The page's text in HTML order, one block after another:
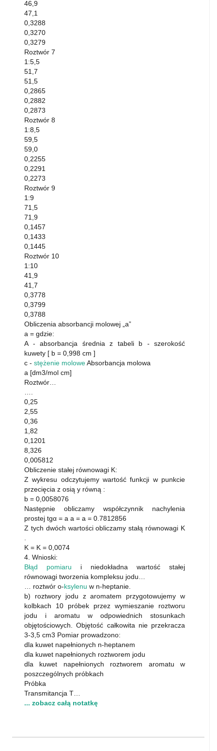
46,9
47,1
0,3288
0,3270
0,3279
Roztwór 7
1:5,5
51,7
51,5
0,2865
0,2882
0,2873
Roztwór 8
1:8,5
59,5
59,0
0,2255
0,2291
0,2273
Roztwór 9
1:9
71,5
71,9
0,1457
0,1433
0,1445
Roztwór 10
1:10
41,9
41,7
0,3778
0,3799
0,3788
Obliczenia absorbancji molowej „a”
a = gdzie:
A - absorbancja średnia z tabeli b - szerokość
kuwety [ b = 0,998 cm ]
c - stężenie moloweAbsorbancja molowa
a [dm3/mol cm]
Roztwór…
0,25
2,55
0,36
1,82
0,1201
8,326
0,005812
Obliczenie stałej równowagi K:
Z wykresu odczytujemy wartość funkcji w punkcie
przecięcia z osią y równą :
b = 0,0058076
Następnie obliczamy współczynnik nachylenia
prostej tgα = a a = a = 0.7812856
Z tych dwóch wartości obliczamy stałą równowagi K
K = K = 0,0074
4. Wnioski:
Błąd pomiaru i niedokładna wartość stałej
równowagi tworzenia kompleksu jodu…
… roztwór o-ksylenu w n-heptanie.
b) roztwory jodu z aromatem przygotowujemy w
kolbkach 10 próbek przez wymieszanie roztworu
jodu i aromatu w odpowiednich stosunkach
objętościowych. Objętość całkowita nie przekracza
3-3,5 cm3 Pomiar prowadzono:
dla kuwet napełnionych n-heptanem
dla kuwet napełnionych roztworem jodu
dla kuwet napełnionych roztworem aromatu w
poszczególnych próbkach
Próbka
Transmitancja T…
... zobacz całą notatkę